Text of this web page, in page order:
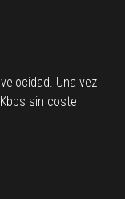
Una vez
sin coste